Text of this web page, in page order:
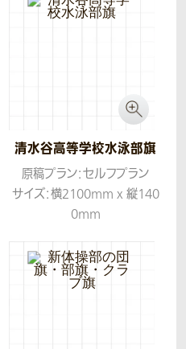
清水谷高等学校水泳部旗
原稿プラン：セルフプラン
サイズ：横2100mm x 縦140
0mm